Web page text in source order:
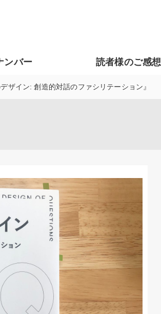
ンバー 読者様のご感想
ザイン: 創造的対話のファシリテーション』